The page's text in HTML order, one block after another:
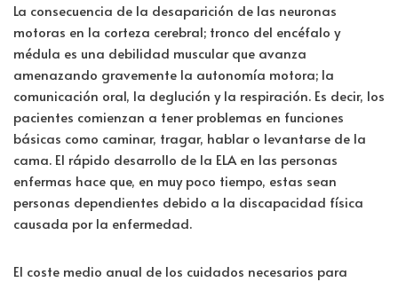
La consecuencia de la desaparición de las neuronas
motoras en la corteza cerebral; tronco del encéfalo y
médula es una debilidad muscular que avanza
amenazando gravemente la autonomía motora; la
comunicación oral, la deglución y la respiración. Es decir, los
pacientes comienzan a tener problemas en funciones
básicas como caminar, tragar, hablar o levantarse de la
cama. El rápido desarrollo de la ELA en las personas
enfermas hace que, en muy poco tiempo, estas sean
personas dependientes debido a la discapacidad física
causada por la enfermedad.
El coste medio anual de los cuidados necesarios para